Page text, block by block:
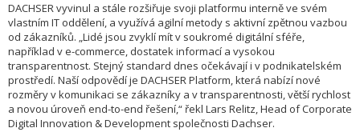
DACHSER vyvinul a stále rozšiřuje svoji platformu interně ve svém
vlastním IT oddělení, a využívá agilní metody s aktivní zpětnou vazbou
od zákazníků. „Lidé jsou zvyklí mít v soukromé digitální sféře,
například v e-commerce, dostatek informací a vysokou
transparentnost. Stejný standard dnes očekávají i v podnikatelském
prostředí. Naší odpovědí je DACHSER Platform, která nabízí nové
rozměry v komunikaci se zákazníky a v transparentnosti, větší rychlost
a novou úroveň end-to-end řešení,“ řekl Lars Relitz, Head of Corporate
Digital Innovation & Development společnosti Dachser.